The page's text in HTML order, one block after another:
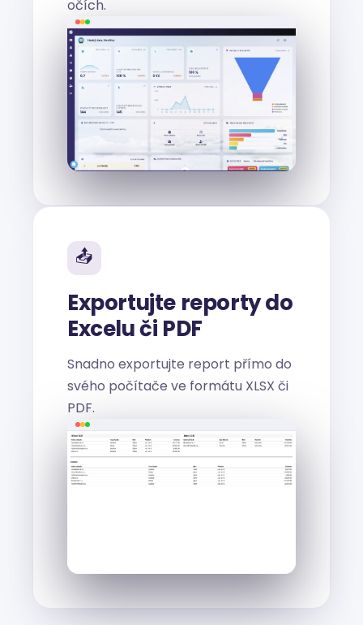
očích.
📤
Exportujte reporty do
Excelu či PDF
Snadno exportujte report přímo do
svého počítače ve formátu XLSX či
PDF.